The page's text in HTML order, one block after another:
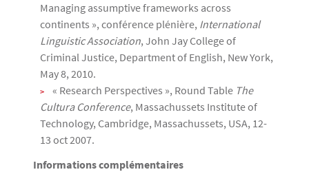
Managing assumptive frameworks across
continents », conférence plénière, International
Linguistic Association, John Jay College of
Criminal Justice, Department of English, New York,
May 8, 2010.
« Research Perspectives », Round Table The
Cultura Conference, Massachussets Institute of
Technology, Cambridge, Massachussets, USA, 12-
13 oct 2007.
Informations complémentaires